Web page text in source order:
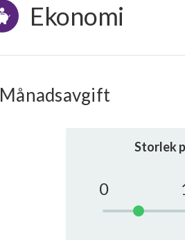
Ekonomi
Månadsavgift
Storlek
0